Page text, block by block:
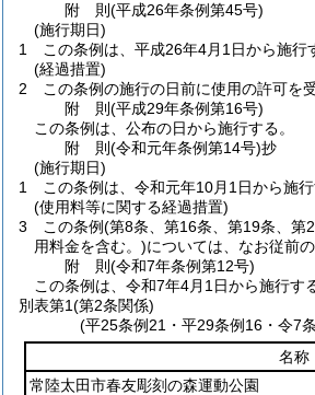
附 則(平成26年条例第45号)
(施行期日)
1
この条例は、平成26年4月1日から施行
(経過措置)
2
この条例の施行の日前に使用の許可を
附 則(平成29年条例第16号)
この条例は、公布の日から施行する。
附 則(令和元年条例第14号)抄
(施行期日)
1
この条例は、令和元年10月1日から施行
(使用料等に関する経過措置)
3
この条例(第8条、第16条、第19条、第
用料金を含む。)については、なお従前の
附 則(令和7年条例第12号)
この条例は、令和7年4月1日から施行す
別表第1(第2条関係)
(平25条例21・平29条例16・令7
名称
常陸太田市春友彫刻の森運動公園